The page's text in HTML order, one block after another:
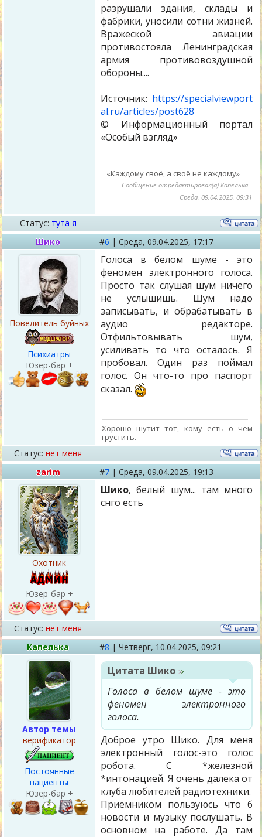
разрушали здания, склады и
фабрики, уносили сотни жизней.
Вражеской авиации
противостояла Ленинградская
армия противовоздушной
обороны....
Источник: https://specialviewport
al.ru/articles/post628
© Информационный портал
«Особый взгляд»
«Каждому своё, а своё не каждому»
Сообщение отредактировал(а) Капелька -
Среда, 09.04.2025, 09:31
Статус: тута я
Шико
#6 | Среда, 09.04.2025, 17:17
Повелитель буйных
Психиатры
Юзер-бар +
Голоса в белом шуме - это
феномен электронного голоса.
Просто так слушая шум ничего
не услышишь. Шум надо
записывать, и обрабатывать в
аудио редакторе.
Отфильтовывать шум,
усиливать то что осталось. Я
пробовал. Один раз поймал
голос. Он что-то про паспорт
сказал.
Хорошо шутит тот, кому есть о чём
грустить.
Статус: нет меня
zarim
#7 | Среда, 09.04.2025, 19:13
Охотник
Юзер-бар +
Шико, белый шум... там много
снго есть
Статус: нет меня
Капелька
#8 | Четверг, 10.04.2025, 09:21
Автор темы
верификатор
Постоянные
пациенты
Юзер-бар +
Цитата Шико
Голоса в белом шуме - это
феномен электронного
голоса.
Доброе утро Шико. Для меня
электронный голос-это голос
робота. С *железной
*интонацией. Я очень далека от
клуба любителей радиотехники.
Приемником пользуюсь что б
новости и музыку послушать. В
основном на работе. Да там